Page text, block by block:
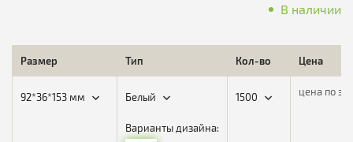
В наличии
Размер Тип Кол-во Цена
92*36*153 мм Белый
Варианты дизайна:
1500 цена по